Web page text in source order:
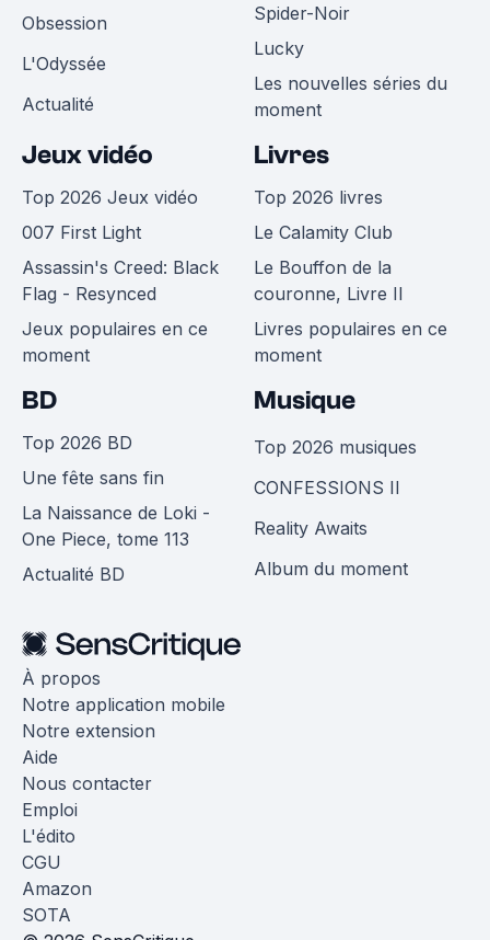
Obsession
L'Odyssée
Actualité
Spider-Noir
Lucky
Les nouvelles séries du
moment
Jeux vidéo
Top 2026 Jeux vidéo
007 First Light
Assassin's Creed: Black
Flag - Resynced
Jeux populaires en ce
moment
Livres
Top 2026 livres
Le Calamity Club
Le Bouffon de la
couronne, Livre II
Livres populaires en ce
moment
BD
Top 2026 BD
Une fête sans fin
La Naissance de Loki -
One Piece, tome 113
Actualité BD
Musique
Top 2026 musiques
CONFESSIONS II
Reality Awaits
Album du moment
À propos
Notre application mobile
Notre extension
Aide
Nous contacter
Emploi
L'édito
CGU
Amazon
SOTA